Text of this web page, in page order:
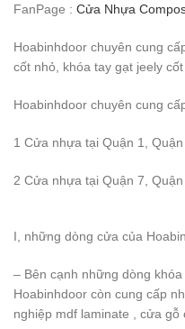
FanPage : Cửa Nhựa
Hoabinhdoor chuyên cung
cốt nhỏ, khóa tay gạt jeely
Hoabinhdoor chuyên cung
1 Cửa nhựa tại Quận 1,
2 Cửa nhựa tại Quận 7,
I, những dòng cửa của
– Bên cạnh những dòng
Hoabinhdoor còn cung cấp
nghiệp mdf laminate , cửa